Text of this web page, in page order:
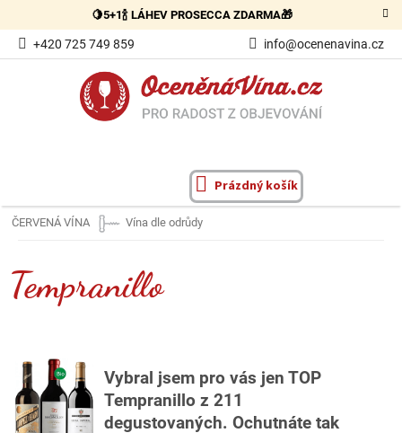
obsah
🍋5+1🍾 LÁHEV PROSECCA ZDARMA🎁
+420 725 749 859 info@ocenenavina.cz
NÁKUPNÍ
Prázdný košík
ČERVENÁ VÍNA Vína dle odrůdy
Tempranillo
Vybral jsem pro vás jen TOP
Tempranillo z 211
degustovaných. Ochutnáte tak